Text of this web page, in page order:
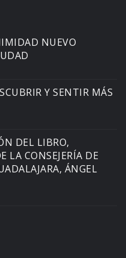
NUEVO
Y SENTIR MÁS
DEL LIBRO,
LA CONSEJERÍA DE
ÁNGEL